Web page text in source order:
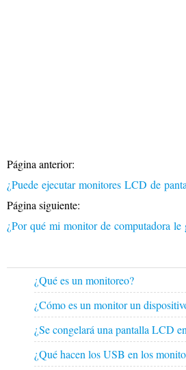
Página anterior:
¿Puede ejecutar monitores LCD de
Página siguiente:
¿Por qué mi monitor de computadora
¿Qué es un monitoreo?
¿Cómo es un monitor un
¿Se congelará una pantalla LCD
¿Qué hacen los USB en los